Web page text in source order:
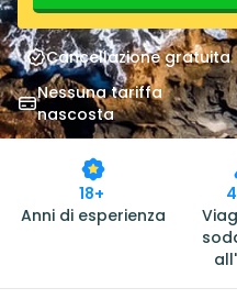
Cancellazione gratuita
Nessuna tariffa
nascosta
18+
Anni di esperienza